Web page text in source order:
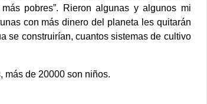
pobres”. Rieron algunas y algunos mi
con más dinero del planeta les quitarán
se construirían, cuantos sistemas de cultivo
más de 20000 son niños.